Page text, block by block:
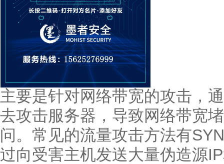
1、流量攻击
主要是针对网络带宽的攻击，
去攻击服务器，导致网络带宽
问。常见的流量攻击方法有
过向受害主机发送大量伪造源